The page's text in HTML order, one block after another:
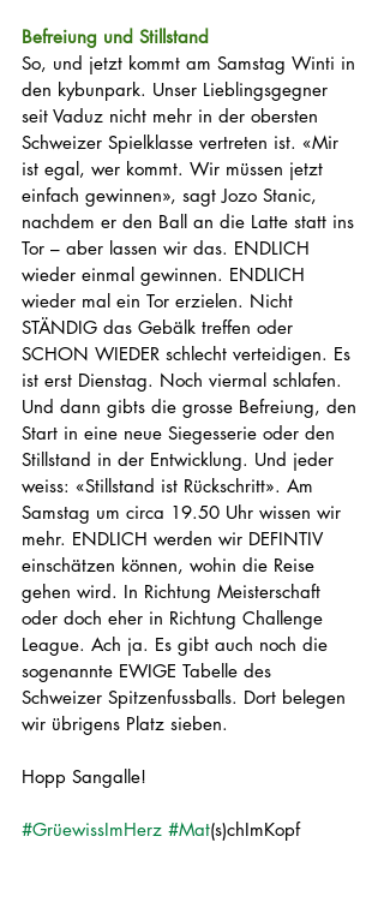
Befreiung und Stillstand
So, und jetzt kommt am Samstag Winti in
den kybunpark. Unser Lieblingsgegner
seit Vaduz nicht mehr in der obersten
Schweizer Spielklasse vertreten ist. «Mir
ist egal, wer kommt. Wir müssen jetzt
einfach gewinnen», sagt Jozo Stanic,
nachdem er den Ball an die Latte statt ins
Tor – aber lassen wir das. ENDLICH
wieder einmal gewinnen. ENDLICH
wieder mal ein Tor erzielen. Nicht
STÄNDIG das Gebälk treffen oder
SCHON WIEDER schlecht verteidigen. Es
ist erst Dienstag. Noch viermal schlafen.
Und dann gibts die grosse Befreiung, den
Start in eine neue Siegesserie oder den
Stillstand in der Entwicklung. Und jeder
weiss: «Stillstand ist Rückschritt». Am
Samstag um circa 19.50 Uhr wissen wir
mehr. ENDLICH werden wir DEFINTIV
einschätzen können, wohin die Reise
gehen wird. In Richtung Meisterschaft
oder doch eher in Richtung Challenge
League. Ach ja. Es gibt auch noch die
sogenannte EWIGE Tabelle des
Schweizer Spitzenfussballs. Dort belegen
wir übrigens Platz sieben.
Hopp Sangalle!
#GrüewissImHerz #Mat(s)chImKopf